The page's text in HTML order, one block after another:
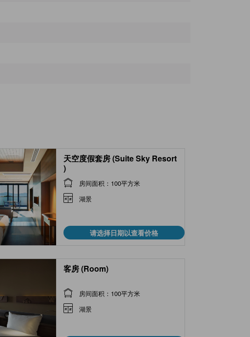
天空度假套房 (Suite Sky Resort
)
房间面积：100平方米
湖景
请选择日期以查看价格
客房 (Room)
房间面积：100平方米
湖景